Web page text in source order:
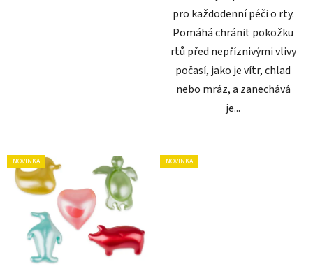
pro každodenní péči o rty.
Pomáhá chránit pokožku
rtů před nepříznivými vlivy
počasí, jako je vítr, chlad
nebo mráz, a zanechává
je...
NOVINKA NOVINKA